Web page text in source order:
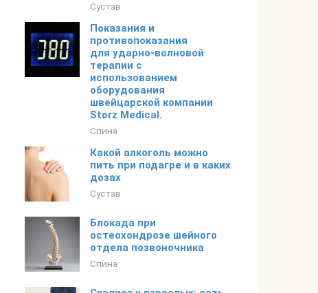
Сустав
Показания и
противопоказания
для ударно-волновой
терапии с
использованием
оборудования
швейцарской компании
Storz Medical.
Спина
Какой алкоголь можно
пить при подагре и в каких
дозах
Сустав
Блокада при
остеохондрозе шейного
отдела позвоночника
Спина